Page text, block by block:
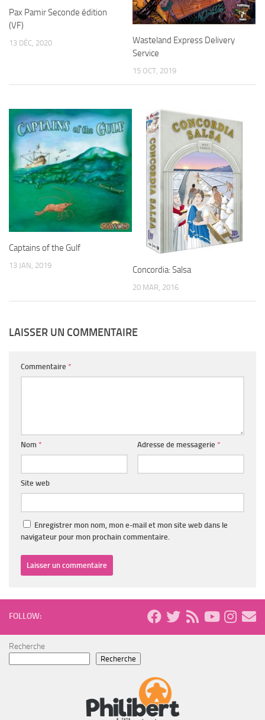
Pax Pamir Seconde édition
(VF)
13 DÉC, 2020
Wasteland Express Delivery
Service
15 OCT, 2019
Captains of the Gulf
13 JAN, 2019 Concordia: Salsa
20 MAR, 2016
LAISSER UN COMMENTAIRE
Commentaire *
Nom * Adresse de messagerie *
Site web
Enregistrer mon nom, mon e-mail et mon site web dans le
navigateur pour mon prochain commentaire.
FOLLOW:
Recherche
Recherche